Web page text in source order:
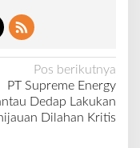
Pos berikutnya
PT Supreme Energy
Dedap Lakukan
Dilahan Kritis